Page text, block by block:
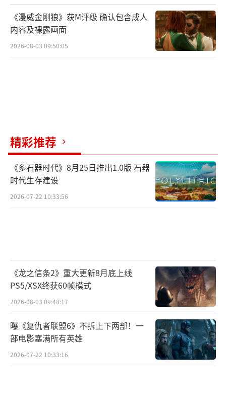
飞行射击手游当然也不限于只身闯关。在《比
特大爆炸》中，玩家们拥有自由社交的机会，
还可以在关卡中体验各种各样的好友功能。不
管是在战斗中和buff一起随机出现的好友助
战，还是战斗结束后可以选择给好友的奖励分
单一人！
6月10日正式公测万众瞩目终于定档
2021年6月10日，比特大爆炸将正式开启
全面不删档公测服务器，玩家们终于可以放心
入坑！快进入比特宇宙，和大家一起成为飞行
《漫威金刚狼》获M评级 确认包含成人
内容及裸露画面
2026-08-03 09:50:05
精彩推荐
《多石器时代》8月25日推出1.0版 石器
时代生存建设
2026-07-22 10:33:56
《龙之信条2》重大更新8月底上线
PS5/XSX终获60帧模式
2026-08-03 09:48:17
曝《复仇者联盟6》不拆上下两部！一
部电影塞满所有英雄
2026-07-22 10:33:16